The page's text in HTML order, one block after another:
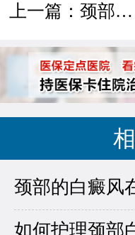
上一篇：颈部有了白癜风该如何治疗?
颈部的白癜风
如何护理颈部